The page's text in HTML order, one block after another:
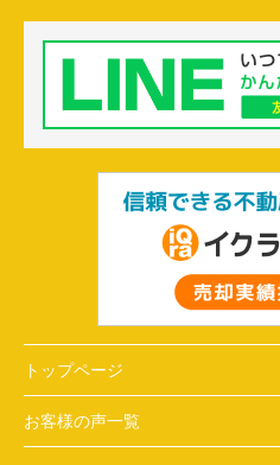
トップページ
お客様の声一覧